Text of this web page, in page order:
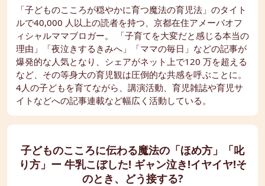
「子どものこころが穏やかに育つ魔法の育児法」のタイト
ルで40,000 人以上の読者を持つ、京都在住アメーバオフ
ィシャルママブロガー。 「子育てを大変だと感じる本当の
理由」「夜泣きするきみへ」「ママの毎日」などの記事が
爆発的な人気となり、シェアがネット上で120 万を超える
など、その等身大の育児観は圧倒的な共感を呼ぶことに。
4人の子どもを育てながら、講演活動、育児雑誌や育児サ
イトなどへの記事連載など幅広く活動している。
子どものこころに伝わる魔法の「ほめ方」「叱
り方」ー 牛乳こぼした! ギャン泣き!イヤイヤ!そ
のとき、どう接する?